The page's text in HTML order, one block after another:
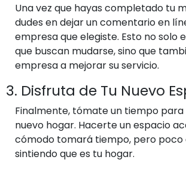
Una vez que hayas completado tu
dudes en dejar un comentario en
empresa que elegiste. Esto no solo
que buscan mudarse, sino que
empresa a mejorar su servicio.
3. Disfruta de Tu Nuevo
Finalmente, tómate un tiempo
nuevo hogar. Hacerte un espacio
cómodo tomará tiempo, pero poco
sintiendo que es tu hogar.